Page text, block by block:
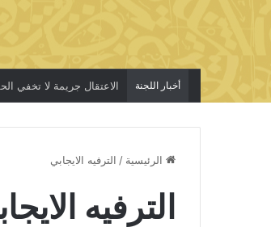
أخبار اللجنة الاعتقال جريمة لا تخفي
الرئيسية / الترفيه الايجابي
الترفيه